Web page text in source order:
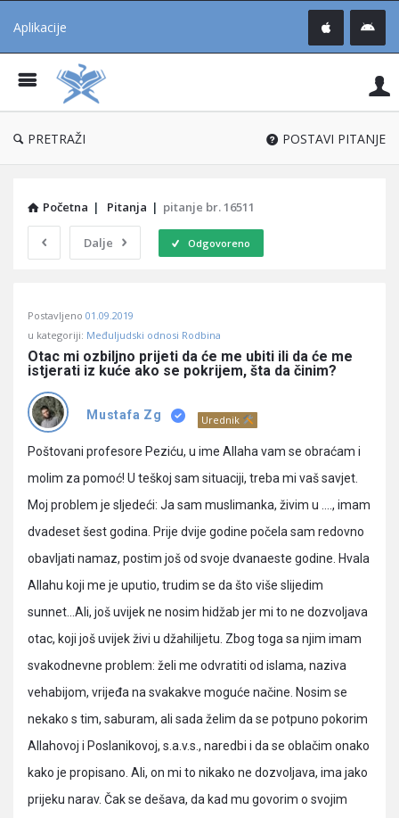
Aplikacije
®
PRETRAŽI POSTAVI PITANJE
Početna | Pitanja | pitanje br. 16511
Dalje Odgovoreno
Učene
Latest
Pitanja
Postavljeno 01.09.2019
u kategoriji: Međuljudski odnosi Rodbina
Otac mi ozbiljno prijeti da će me ubiti ili da će me
istjerati iz kuće ako se pokrijem, šta da činim?
Mustafa Zg Urednik
Poštovani profesore Peziću, u ime Allaha vam se obraćam i
molim za pomoć! U teškoj sam situaciji, treba mi vaš savjet.
Moj problem je sljedeći: Ja sam muslimanka, živim u …., imam
dvadeset šest godina. Prije dvije godine počela sam redovno
obavljati namaz, postim još od svoje dvanaeste godine. Hvala
Allahu koji me je uputio, trudim se da što više slijedim
sunnet…Ali, još uvijek ne nosim hidžab jer mi to ne dozvoljava
otac, koji još uvijek živi u džahilijetu. Zbog toga sa njim imam
svakodnevne problem: želi me odvratiti od islama, naziva
vehabijom, vrijeđa na svakakve moguće načine. Nosim se
nekako s tim, saburam, ali sada želim da se potpuno pokorim
Allahovoj i Poslanikovoj, s.a.v.s., naredbi i da se oblačim onako
kako je propisano. Ali, on mi to nikako ne dozvoljava, ima jako
prijeku narav. Čak se dešava, da kad mu govorim o svojim